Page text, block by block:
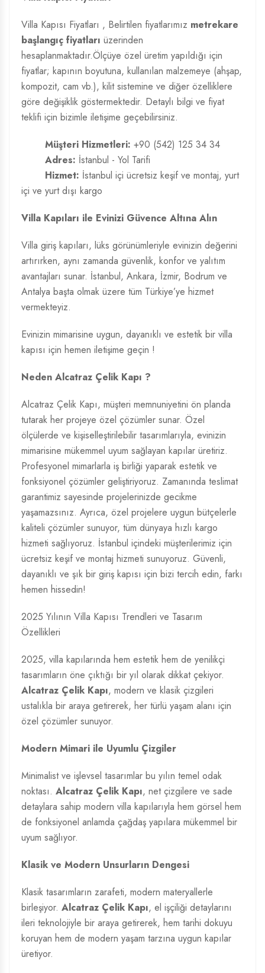
Villa Kapısı Fiyatları , Belirtilen fiyatlarımız metrekare
başlangıç fiyatları üzerinden
hesaplanmaktadır.Ölçüye özel üretim yapıldığı için
fiyatlar; kapının boyutuna, kullanılan malzemeye (ahşap,
kompozit, cam vb.), kilit sistemine ve diğer özelliklere
göre değişiklik göstermektedir. Detaylı bilgi ve fiyat
teklifi için bizimle iletişime geçebilirsiniz.
Müşteri Hizmetleri: +90 (542) 125 34 34
Adres: İstanbul - Yol Tarifi
Hizmet: İstanbul içi ücretsiz keşif ve montaj, yurt
içi ve yurt dışı kargo
Villa Kapıları ile Evinizi Güvence Altına Alın
Villa giriş kapıları, lüks görünümleriyle evinizin değerini
artırırken, aynı zamanda güvenlik, konfor ve yalıtım
avantajları sunar. İstanbul, Ankara, İzmir, Bodrum ve
Antalya başta olmak üzere tüm Türkiye’ye hizmet
vermekteyiz.
Evinizin mimarisine uygun, dayanıklı ve estetik bir villa
kapısı için hemen iletişime geçin !
Neden Alcatraz Çelik Kapı ?
Alcatraz Çelik Kapı, müşteri memnuniyetini ön planda
tutarak her projeye özel çözümler sunar. Özel
ölçülerde ve kişiselleştirilebilir tasarımlarıyla, evinizin
mimarisine mükemmel uyum sağlayan kapılar üretiriz.
Profesyonel mimarlarla iş birliği yaparak estetik ve
fonksiyonel çözümler geliştiriyoruz. Zamanında teslimat
garantimiz sayesinde projelerinizde gecikme
yaşamazsınız. Ayrıca, özel projelere uygun bütçelerle
kaliteli çözümler sunuyor, tüm dünyaya hızlı kargo
hizmeti sağlıyoruz. İstanbul içindeki müşterilerimiz için
ücretsiz keşif ve montaj hizmeti sunuyoruz. Güvenli,
dayanıklı ve şık bir giriş kapısı için bizi tercih edin, farkı
hemen hissedin!
2025 Yılının Villa Kapısı Trendleri ve Tasarım
Özellikleri
2025, villa kapılarında hem estetik hem de yenilikçi
tasarımların öne çıktığı bir yıl olarak dikkat çekiyor.
Alcatraz Çelik Kapı, modern ve klasik çizgileri
ustalıkla bir araya getirerek, her türlü yaşam alanı için
özel çözümler sunuyor.
Modern Mimari ile Uyumlu Çizgiler
Minimalist ve işlevsel tasarımlar bu yılın temel odak
noktası. Alcatraz Çelik Kapı, net çizgilere ve sade
detaylara sahip modern villa kapılarıyla hem görsel hem
de fonksiyonel anlamda çağdaş yapılara mükemmel bir
uyum sağlıyor.
Klasik ve Modern Unsurların Dengesi
Klasik tasarımların zarafeti, modern materyallerle
birleşiyor. Alcatraz Çelik Kapı, el işçiliği detaylarını
ileri teknolojiyle bir araya getirerek, hem tarihi dokuyu
koruyan hem de modern yaşam tarzına uygun kapılar
üretiyor.